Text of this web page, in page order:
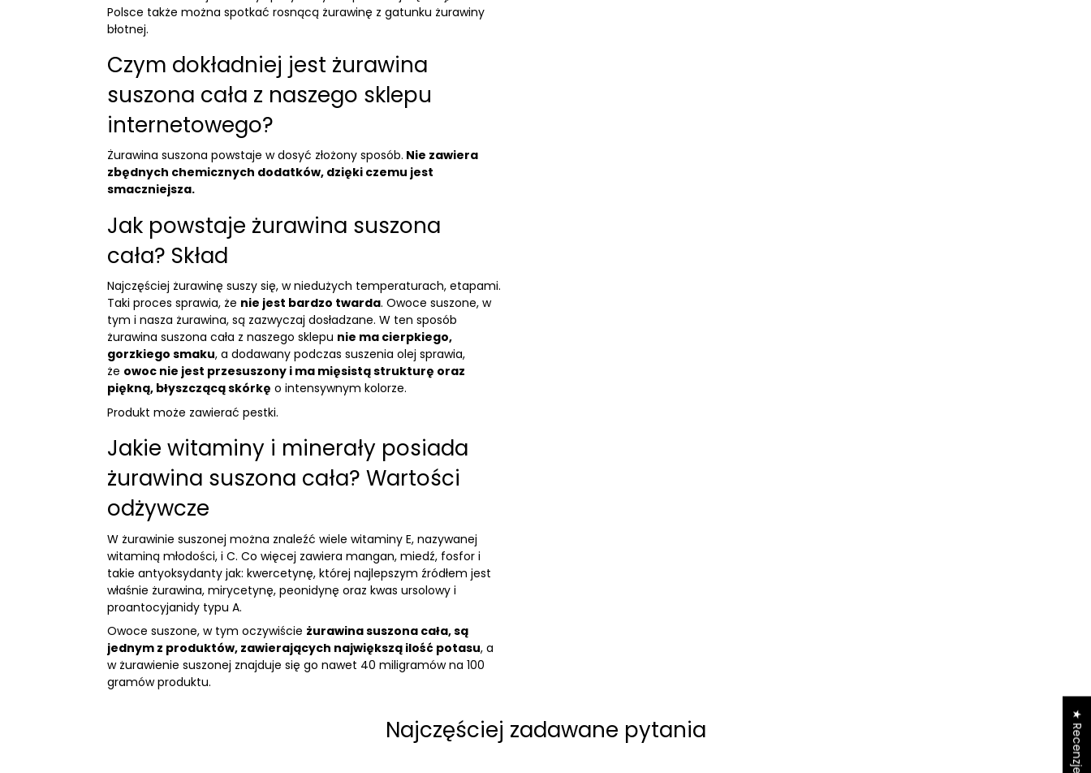
Polsce także można spotkać rosnącą żurawinę z gatunku żurawiny
błotnej.
Czym dokładniej jest żurawina
suszona cała z naszego sklepu
internetowego?
Żurawina suszona powstaje w dosyć złożony sposób. Nie zawiera
zbędnych chemicznych dodatków, dzięki czemu jest
smaczniejsza.
Jak powstaje żurawina suszona
cała? Skład
Najczęściej żurawinę suszy się, w niedużych temperaturach, etapami.
Taki proces sprawia, że nie jest bardzo twarda. Owoce suszone, w
tym i nasza żurawina, są zazwyczaj dosładzane. W ten sposób
żurawina suszona cała z naszego sklepu nie ma cierpkiego,
gorzkiego smaku, a dodawany podczas suszenia olej sprawia,
że owoc nie jest przesuszony i ma mięsistą strukturę oraz
piękną, błyszczącą skórkę o intensywnym kolorze.
Produkt może zawierać pestki.
Jakie witaminy i minerały posiada
żurawina suszona cała? Wartości
odżywcze
W żurawinie suszonej można znaleźć wiele witaminy E, nazywanej
witaminą młodości, i C. Co więcej zawiera mangan, miedź, fosfor i
takie antyoksydanty jak: kwercetynę, której najlepszym źródłem jest
właśnie żurawina, mirycetynę, peonidynę oraz kwas ursolowy i
proantocyjanidy typu A.
Owoce suszone, w tym oczywiście żurawina suszona cała, są
jednym z produktów, zawierających największą ilość potasu, a
w żurawienie suszonej znajduje się go nawet 40 miligramów na 100
gramów produktu.
Najczęściej zadawane pytania ★ Recenzje